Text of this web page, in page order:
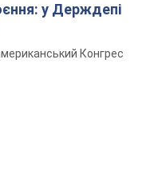
у Держдепі
Конгрес